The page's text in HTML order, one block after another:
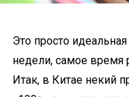
Это просто
недели, самое время
Итак, в Китае некий